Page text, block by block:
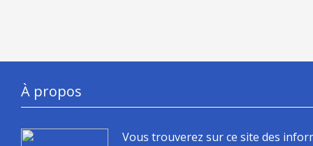
À propos
Vous trouverez sur ce site des